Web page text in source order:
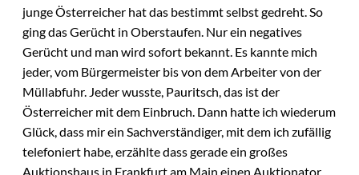
junge Österreicher hat das bestimmt selbst gedreht. So
ging das Gerücht in Oberstaufen. Nur ein negatives
Gerücht und man wird sofort bekannt. Es kannte mich
jeder, vom Bürgermeister bis von dem Arbeiter von der
Müllabfuhr. Jeder wusste, Pauritsch, das ist der
Österreicher mit dem Einbruch. Dann hatte ich wiederum
Glück, dass mir ein Sachverständiger, mit dem ich zufällig
telefoniert habe, erzählte dass gerade ein großes
Auktionshaus in Frankfurt am Main einen Auktionator